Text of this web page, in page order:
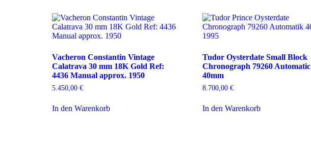
Vacheron Constantin Vintage
Calatrava 30 mm 18K Gold Ref:
4436 Manual approx. 1950
5.450,00 €
In den Warenkorb
Tudor Oysterdate Small Block
Chronograph 79260 Automatic
40mm
8.700,00 €
In den Warenkorb